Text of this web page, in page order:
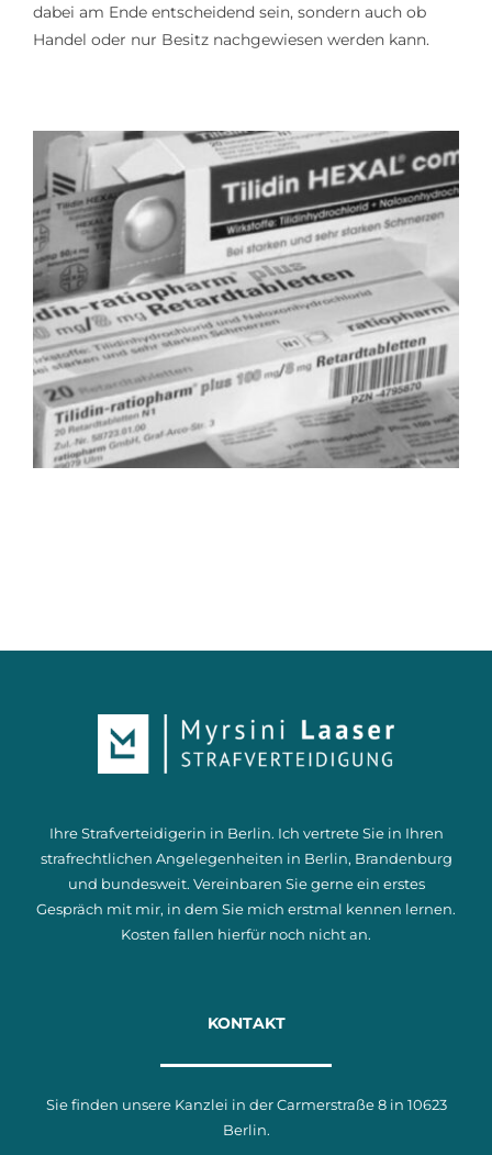
dabei am Ende entscheidend sein, sondern auch ob
Handel oder nur Besitz nachgewiesen werden kann.
Ihre Strafverteidigerin in Berlin. Ich vertrete Sie in Ihren
strafrechtlichen Angelegenheiten in Berlin, Brandenburg
und bundesweit. Vereinbaren Sie gerne ein erstes
Gespräch mit mir, in dem Sie mich erstmal kennen lernen.
Kosten fallen hierfür noch nicht an.
KONTAKT
Sie finden unsere Kanzlei in der Carmerstraße 8 in 10623
Berlin.